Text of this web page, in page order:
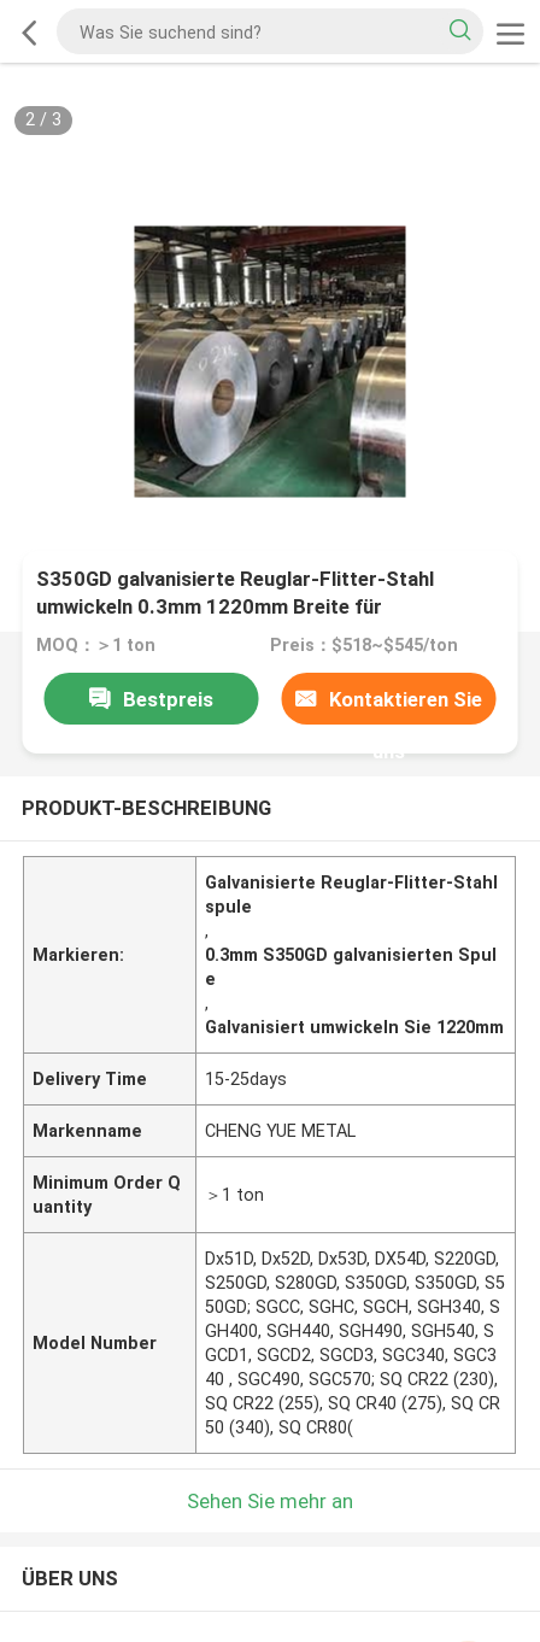
2/ 3
S350GD galvanisierte Reuglar-Flitter-Stahl
umwickeln 0.3mm 1220mm Breite für
Universalität
MOQ：＞1 ton Preis：$518~$545/ton
Bestpreis Kontaktieren Sie
uns
PRODUKT-BESCHREIBUNG
Markieren:
Galvanisierte Reuglar-Flitter-Stahl
spule
,
0.3mm S350GD galvanisierten Spul
e
,
Galvanisiert umwickeln Sie 1220mm
Delivery Time 15-25days
Markenname CHENG YUE METAL
Minimum Order Q
uantity
＞1 ton
Model Number
Dx51D, Dx52D, Dx53D, DX54D, S220GD,
S250GD, S280GD, S350GD, S350GD, S5
50GD; SGCC, SGHC, SGCH, SGH340, S
GH400, SGH440, SGH490, SGH540, S
GCD1, SGCD2, SGCD3, SGC340, SGC3
40 , SGC490, SGC570; SQ CR22 (230),
SQ CR22 (255), SQ CR40 (275), SQ CR
50 (340), SQ CR80(
Sehen Sie mehr an
ÜBER UNS